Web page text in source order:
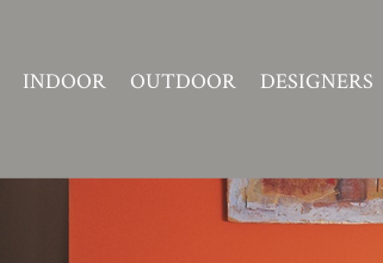
INDOOR OUTDOOR DESIGNERS